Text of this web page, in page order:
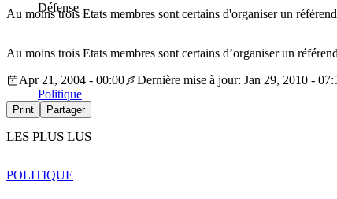
Défense
Au moins trois Etats membres sont certains d'organiser un
Au moins trois Etats membres sont certains d’organiser un
Apr 21, 2004 - 00:00
Dernière mise à jour: Jan 29, 2010 -
Politique
Print Partager
LES PLUS LUS
POLITIQUE